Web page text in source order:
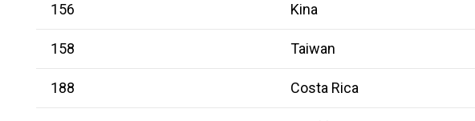
156 Kina
158 Taiwan
188 Costa Rica